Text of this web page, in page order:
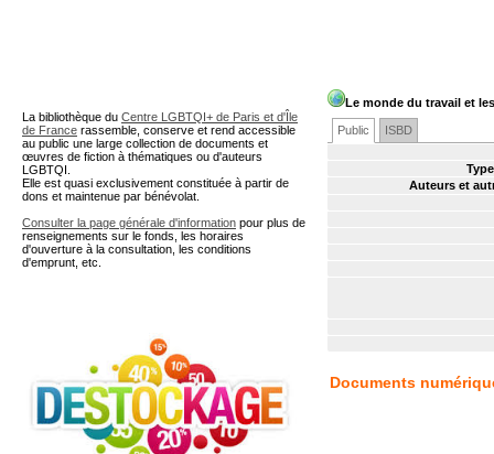
Le monde du travail et
Public ISBD
Auteurs et
Documents
La bibliothèque du Centre LGBTQI+ de Paris et d'Île
de France rassemble, conserve et rend accessible
au public une large collection de documents et
œuvres de fiction à thématiques ou d'auteurs
LGBTQI.
Elle est quasi exclusivement constituée à partir de
dons et maintenue par bénévolat.
Consulter la page générale d'information pour plus de
renseignements sur le fonds, les horaires
d'ouverture à la consultation, les conditions
d'emprunt, etc.